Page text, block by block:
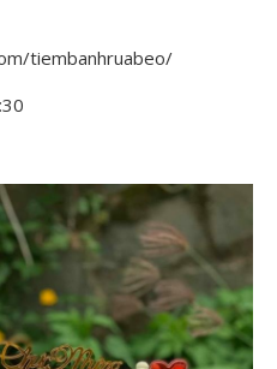
tiembanhruabeo/